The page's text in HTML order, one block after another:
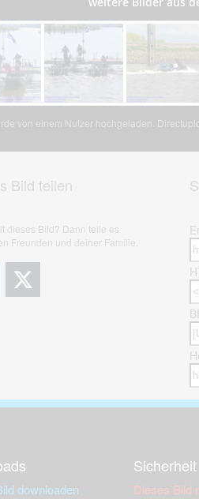
von einem Nutzer hochgeladen.
Bild teilen
dieses Bild? Dann teile es
Freunden und deiner Familie.
downloaden
Sicherheit
Dieses Bild